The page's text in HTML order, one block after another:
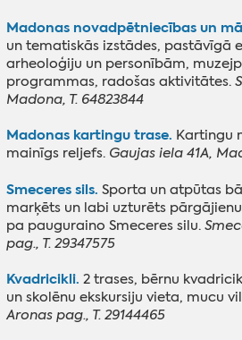
Madonas novadpētniecības un
un tematiskās izstādes, pastāvīgā
arheoloģiju un personībām,
programmas, radošas aktivitātes.
Madona, T. 64823844
Madonas kartingu trase. Kartingu
mainīgs reljefs. Gaujas iela 41A,
Smeceres sils. Sporta un atpūtas
marķēts un labi uzturēts
pa pauguraino Smeceres silu.
pag., T. 29347575
Kvadricikli. 2 trases, bērnu
un skolēnu ekskursiju vieta, mucu
Aronas pag., T. 29144465